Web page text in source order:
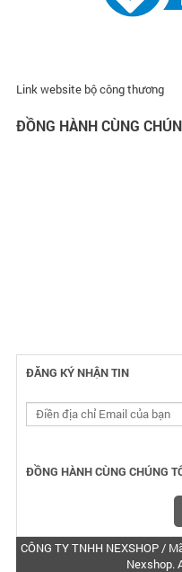
Link website bộ công thương
ĐỒNG HÀNH CÙNG
ĐĂNG KÝ NHẬN TIN
ĐỒNG HÀNH CÙNG CHÚNG
CÔNG TY TNHH NEXSHOP /
Nexshop.